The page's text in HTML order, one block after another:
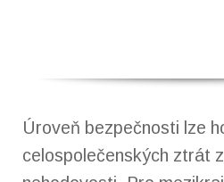
Úroveň bezpečnosti lze
celospolečenských ztrát